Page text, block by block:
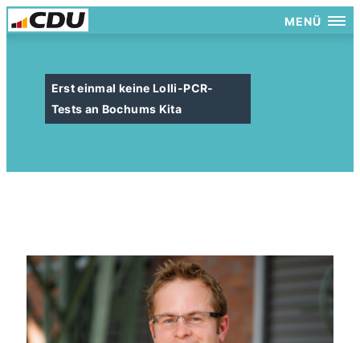
MENÜ
Erst einmal keine Lolli-PCR-
Tests an Bochums Kita